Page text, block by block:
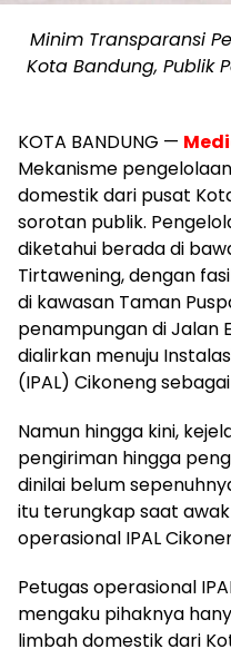
Minim Transparansi
Kota Bandung, Publik
KOTA BANDUNG —
Mekanisme
domestik dari pusat
sorotan publik.
diketahui berada di
Tirtawening, dengan
di kawasan Taman
penampungan di Jalan
dialirkan menuju
(IPAL) Cikoneng
Namun hingga kini,
pengiriman hingga
dinilai belum
itu terungkap saat
operasional IPAL
Petugas operasional
mengaku pihaknya
limbah domestik dari